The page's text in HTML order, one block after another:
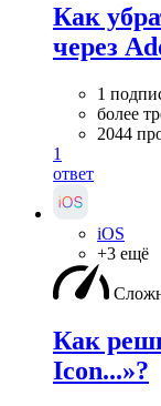
Как
через
1
более
2044
1
ответ
iOS
+3 ещё
Как
Icon...»?